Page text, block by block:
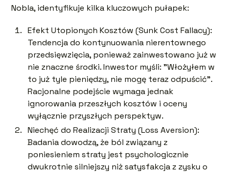
Nobla, identyfikuje kilka kluczowych pułapek:
Efekt Utopionych Kosztów (Sunk Cost Fallacy):
Tendencja do kontynuowania nierentownego
przedsięwzięcia, ponieważ zainwestowano już w
nie znaczne środki. Inwestor myśli: "Włożyłem w
to już tyle pieniędzy, nie mogę teraz odpuścić".
Racjonalne podejście wymaga jednak
ignorowania przeszłych kosztów i oceny
wyłącznie przyszłych perspektyw.
Niechęć do Realizacji Straty (Loss Aversion):
Badania dowodzą, że ból związany z
poniesieniem straty jest psychologicznie
dwukrotnie silniejszy niż satysfakcja z zysku o